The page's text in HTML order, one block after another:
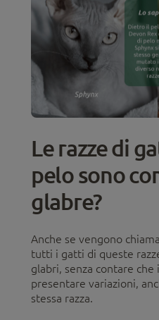
Le razze di
pelo sono
glabre?
Anche se vengono
tutti i gatti di queste
glabri, senza contare
presentare variazioni,
stessa razza.